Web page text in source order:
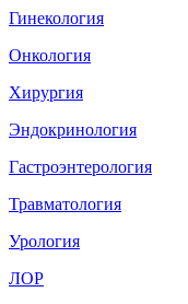
Гинекология
Онкология
Хирургия
Эндокринология
Гастроэнтерология
Травматология
Урология
ЛОР